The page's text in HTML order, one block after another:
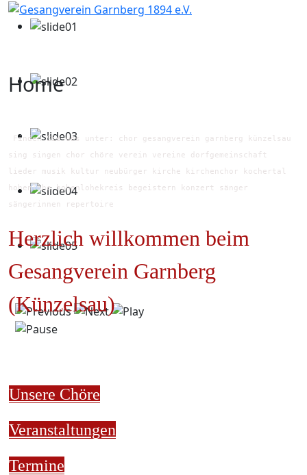
Home
Finden Sie uns unter: chor gesangverein garnberg künzelsau
sing singen chor chöre verein vereine dorfgemeinschaft
lieder musik kultur neubürger kirche kirchenchor kochertal
hohenlohe hohenlohekreis begeistern konzert sänger
sängerinnen repertoire
Herzlich willkommen beim
Gesangverein Garnberg
(Künzelsau)
Unsere Chöre
Veranstaltungen
Termine